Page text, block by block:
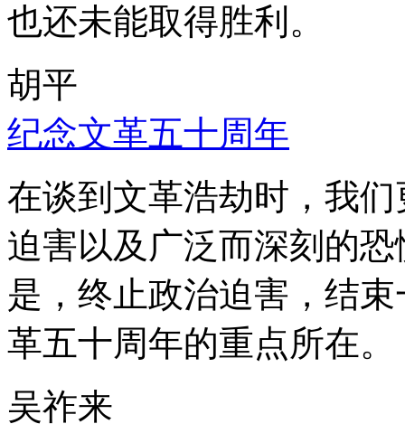
也还未能取得胜利。
胡平
纪念文革五十周年
在谈到文革浩劫时，我
迫害以及广泛而深刻的
是，终止政治迫害，结
革五十周年的重点所在。
吴祚来